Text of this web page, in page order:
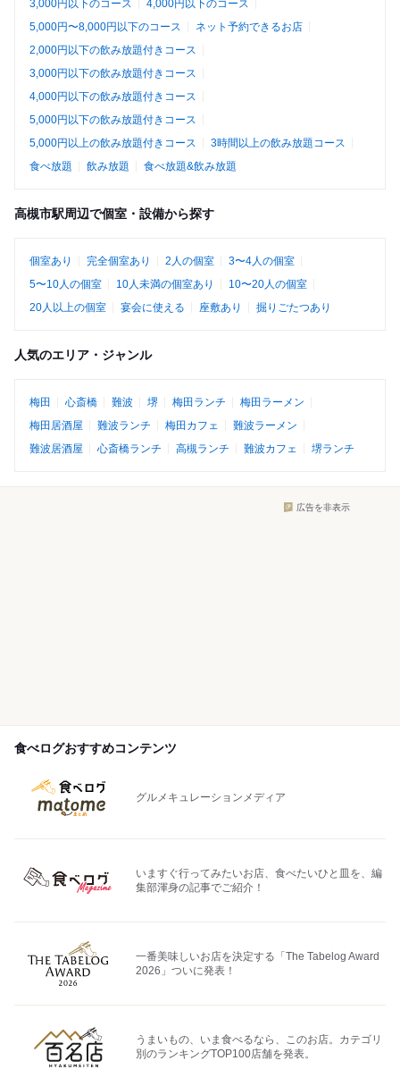
3,000円以下のコース
4,000円以下のコース
5,000円〜8,000円以下のコース
ネット予約できるお店
2,000円以下の飲み放題付きコース
3,000円以下の飲み放題付きコース
4,000円以下の飲み放題付きコース
5,000円以下の飲み放題付きコース
5,000円以上の飲み放題付きコース
3時間以上の飲み放題コース
食べ放題
飲み放題 食べ放題&飲み放題
高槻市駅周辺で個室・設備から探す
個室あり 完全個室あり 2人の個室
3〜4人の個室
5〜10人の個室
10人未満の個室あり
10〜20人の個室
20人以上の個室
宴会に使える 座敷あり 掘りごたつあり
人気のエリア・ジャンル
梅田 心斎橋 難波 堺 梅田ランチ
梅田ラーメン
梅田居酒屋
難波ランチ 梅田カフェ
難波ラーメン
難波居酒屋
心斎橋ランチ 高槻ランチ 難波カフェ 堺ランチ
広告を非表示
食べログおすすめコンテンツ
グルメキュレーションメディア
いますぐ行ってみたいお店、食べたいひと皿を、編
集部渾身の記事でご紹介！
一番美味しいお店を決定する「The Tabelog Award
2026」ついに発表！
うまいもの、いま食べるなら、このお店。カテゴリ
別のランキングTOP100店舗を発表。